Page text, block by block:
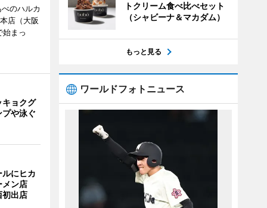
のハルカ
店（大阪
まっ
キョクグ
や泳ぐ
にヒカ
メン店
出店
トクリーム食べ比べセット
（シャビーナ＆マカダム）
もっと見る
ワールドフォトニュース